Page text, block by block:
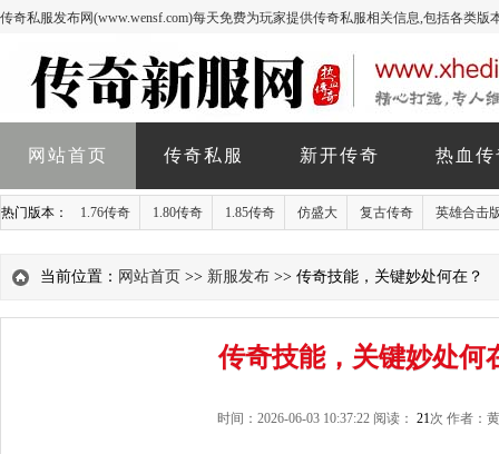
传奇私服发布网(www.wensf.com)每天免费为玩家提供传奇私服相关信息,包括各类
网站首页 传奇私服 新开传奇 热血
热门版本： 1.76传奇 1.80传奇 1.85传奇 仿盛大 复古传奇 英雄合击
当前位置： 网站首页 >> 新服发布 >> 传奇技能，关键妙处何在？
传奇技能，关键妙处何
时间：2026-06-03 10:37:22 阅读： 21次 作者：